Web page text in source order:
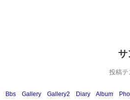
サ
投稿テ
Bbs Gallery Gallery2 Diary Album